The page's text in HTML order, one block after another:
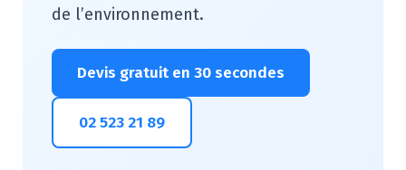
de l’environnement.
Devis gratuit en 30 secondes
02 523 21 89